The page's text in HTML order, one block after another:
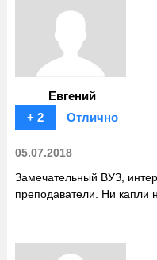
Евгений
+ 2
Отлично
05.07.2018
Замечательный ВУЗ,
преподаватели. Ни капли